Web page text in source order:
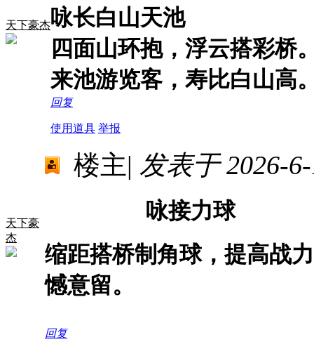
天下豪杰咏长白山天池
四面山环抱，浮云搭彩桥
来池游览客，寿比白山高
回复
使用道具 举报
天下豪
杰
楼主| 发表于 2026-
咏接力球
缩距搭桥制角球，提高战
憾意留。
回复